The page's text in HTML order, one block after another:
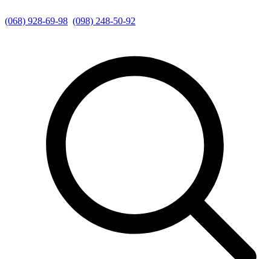
(068) 928-69-98 (098) 248-50-92